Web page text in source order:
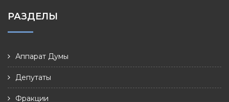
РАЗДЕЛЫ
Аппарат Думы
Депутаты
Фракции